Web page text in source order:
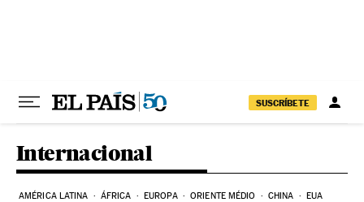
SUSCRÍBETE
Internacional
AMÉRICA LATINA ÁFRICA EUROPA ORIENTE MÉDIO CHINA EUA